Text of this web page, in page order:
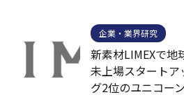
企業・業界研究
新素材LIMEXで地
未上場スタート
グ2位のユニコー